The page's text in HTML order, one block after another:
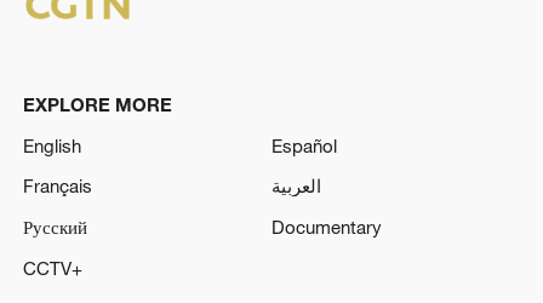
EXPLORE MORE
English
Español
Français
العربية
Русский
Documentary
CCTV+